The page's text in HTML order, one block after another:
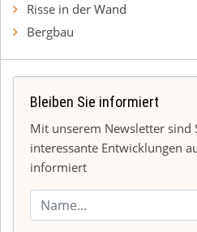
Risse in der Wand
Bergbau
Bleiben Sie informiert
Mit unserem Newsletter sind
interessante Entwicklungen
informiert